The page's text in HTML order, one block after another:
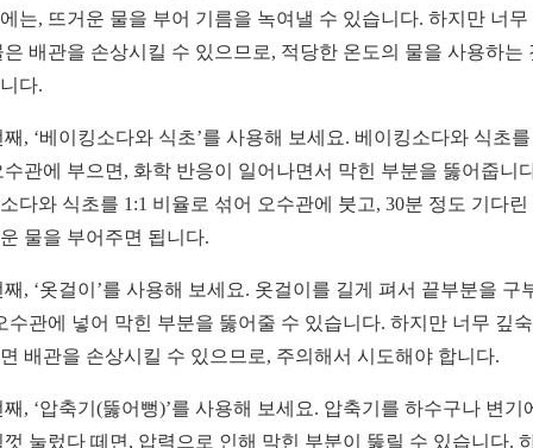
는, 뜨거운 물을 부어 기름을 녹여낼 수 있습니다. 하지만 너무
은 배관을 손상시킬 수 있으므로, 적당한 온도의 물을 사용하는
다.
째, ‘베이킹소다와 식초’를 사용해 보세요. 베이킹소다와 식초
수관에 부으면, 화학 반응이 일어나면서 막힌 부분을 뚫어줍니
다와 식초를 1:1 비율로 섞어 오수관에 붓고, 30분 정도 기다린
물을 부어주면 됩니다.
째, ‘옷걸이’를 사용해 보세요. 옷걸이를 길게 펴서 끝부분을 구
수관에 넣어 막힌 부분을 뚫어줄 수 있습니다. 하지만 너무 깊
배관을 손상시킬 수 있으므로, 주의해서 시도해야 합니다.
째, ‘압축기(뚫어뻥)’를 사용해 보세요. 압축기를 하수구나 변기
껏 눌렀다 떼면, 압력으로 인해 막힌 부분이 뚫릴 수 있습니다.